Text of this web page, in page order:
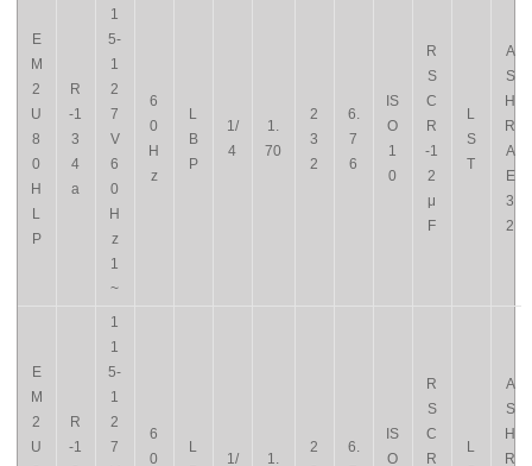
E
M
2
U
8
0
H
L
P
R
-1
3
4
a
1
5-
1
2
7
V
6
0
H
z
1
~
6
0
H
z
L
B
P
1/
4
1.
70
2
3
2
6.
7
6
IS
O
1
0
R
S
C
R
-1
2
μ
F
L
S
T
A
S
H
R
A
E
3
2
E
M
2
U
R
-1
1
1
5-
1
2
7
6
0
L
1/
1.
2
6.
IS
O
R
S
C
R
L
A
S
H
R